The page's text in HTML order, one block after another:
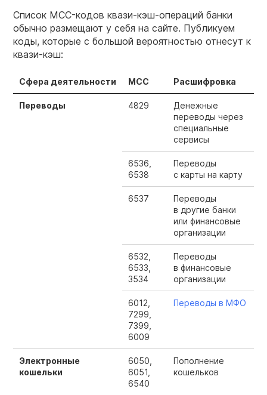
Список MCC-кодов квази-кэш-операций банки
обычно размещают у себя на сайте. Публикуем
коды, которые с большой вероятностью отнесут к
квази-кэш:
Сфера деятельности MCC Расшифровка
Переводы 4829
Денежные
переводы через
специальные
сервисы
6536,
6538
Переводы
с карты на карту
6537
Переводы
в другие банки
или финансовые
организации
6532,
6533,
3534
Переводы
в финансовые
организации
6012,
7299,
7399,
6009
Переводы в МФО
Электронные
кошельки
6050,
6051,
6540
Пополнение
кошельков